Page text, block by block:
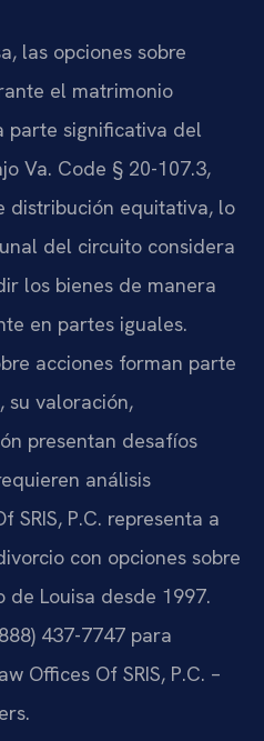
las opciones sobre
el matrimonio
parte significativa del
Va. Code § 20-107.3,
distribución equitativa, lo
del circuito considera
los bienes de manera
en partes iguales.
acciones forman parte
su valoración,
presentan desafíos
análisis
SRIS, P.C. representa a
con opciones sobre
Louisa desde 1997.
437-7747 para
Offices Of SRIS, P.C. –